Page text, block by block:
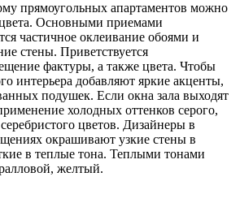
прямоугольных апартаментов можно
Основными приемами
частичное оклеивание обоями и
стены. Приветствуется
фактуры, а также цвета. Чтобы
интерьера добавляют яркие акценты,
подушек. Если окна зала выходят
холодных оттенков серого,
цветов. Дизайнеры в
окрашивают узкие стены в
в теплые тона. Теплыми тонами
желтый.